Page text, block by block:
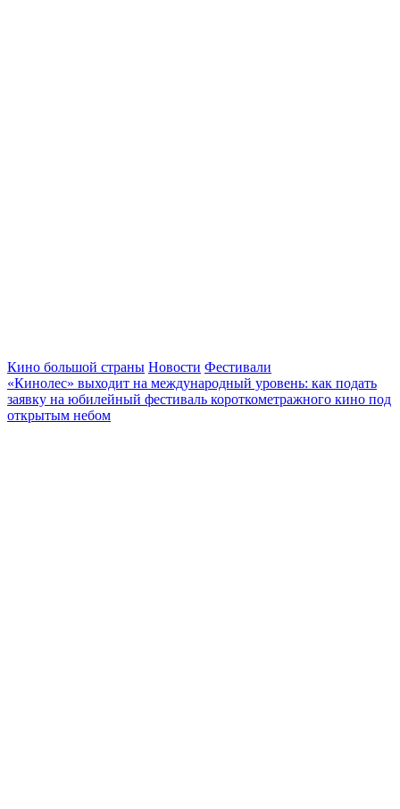
Кино большой страны Новости Фестивали
«Кинолес» выходит на международный уровень: как подать
заявку на юбилейный фестиваль короткометражного кино под
открытым небом